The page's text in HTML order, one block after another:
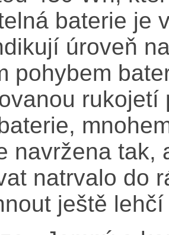
baterie je
úroveň
pohybem
navržena tak,
natrvalo do
ještě